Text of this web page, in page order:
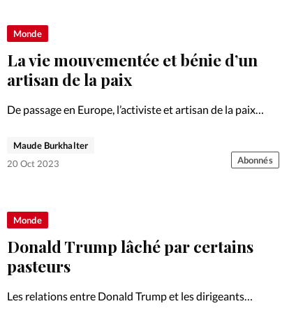
Opinions
Mon
Monde
La vie mouvementée et bénie d’un
artisan de la paix
De passage en Europe, l’activiste et artisan de la paix
conflits dans lesquels il intervient.
Maude Burkhalter
20 Oct 2023
Abonnés
Monde
Donald Trump lâché par certains
pasteurs
Les relations entre Donald Trump et les dirigeants